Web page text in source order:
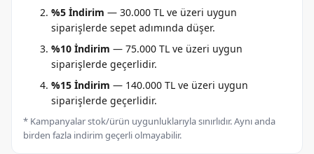
%5 İndirim — 30.000 TL ve üzeri uygun
siparişlerde sepet adımında düşer.
%10 İndirim — 75.000 TL ve üzeri uygun
siparişlerde geçerlidir.
%15 İndirim — 140.000 TL ve üzeri uygun
siparişlerde geçerlidir.
* Kampanyalar stok/ürün uygunluklarıyla sınırlıdır. Aynı anda
birden fazla indirim geçerli olmayabilir.